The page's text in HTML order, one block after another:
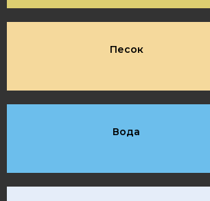
Песок
Вода